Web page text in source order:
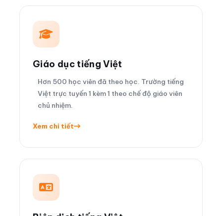
Giáo dục tiếng Việt
Hơn 500 học viên đã theo học. Trường tiếng
Việt trực tuyến 1 kèm 1 theo chế độ giáo viên
chủ nhiệm.
Xem chi tiết